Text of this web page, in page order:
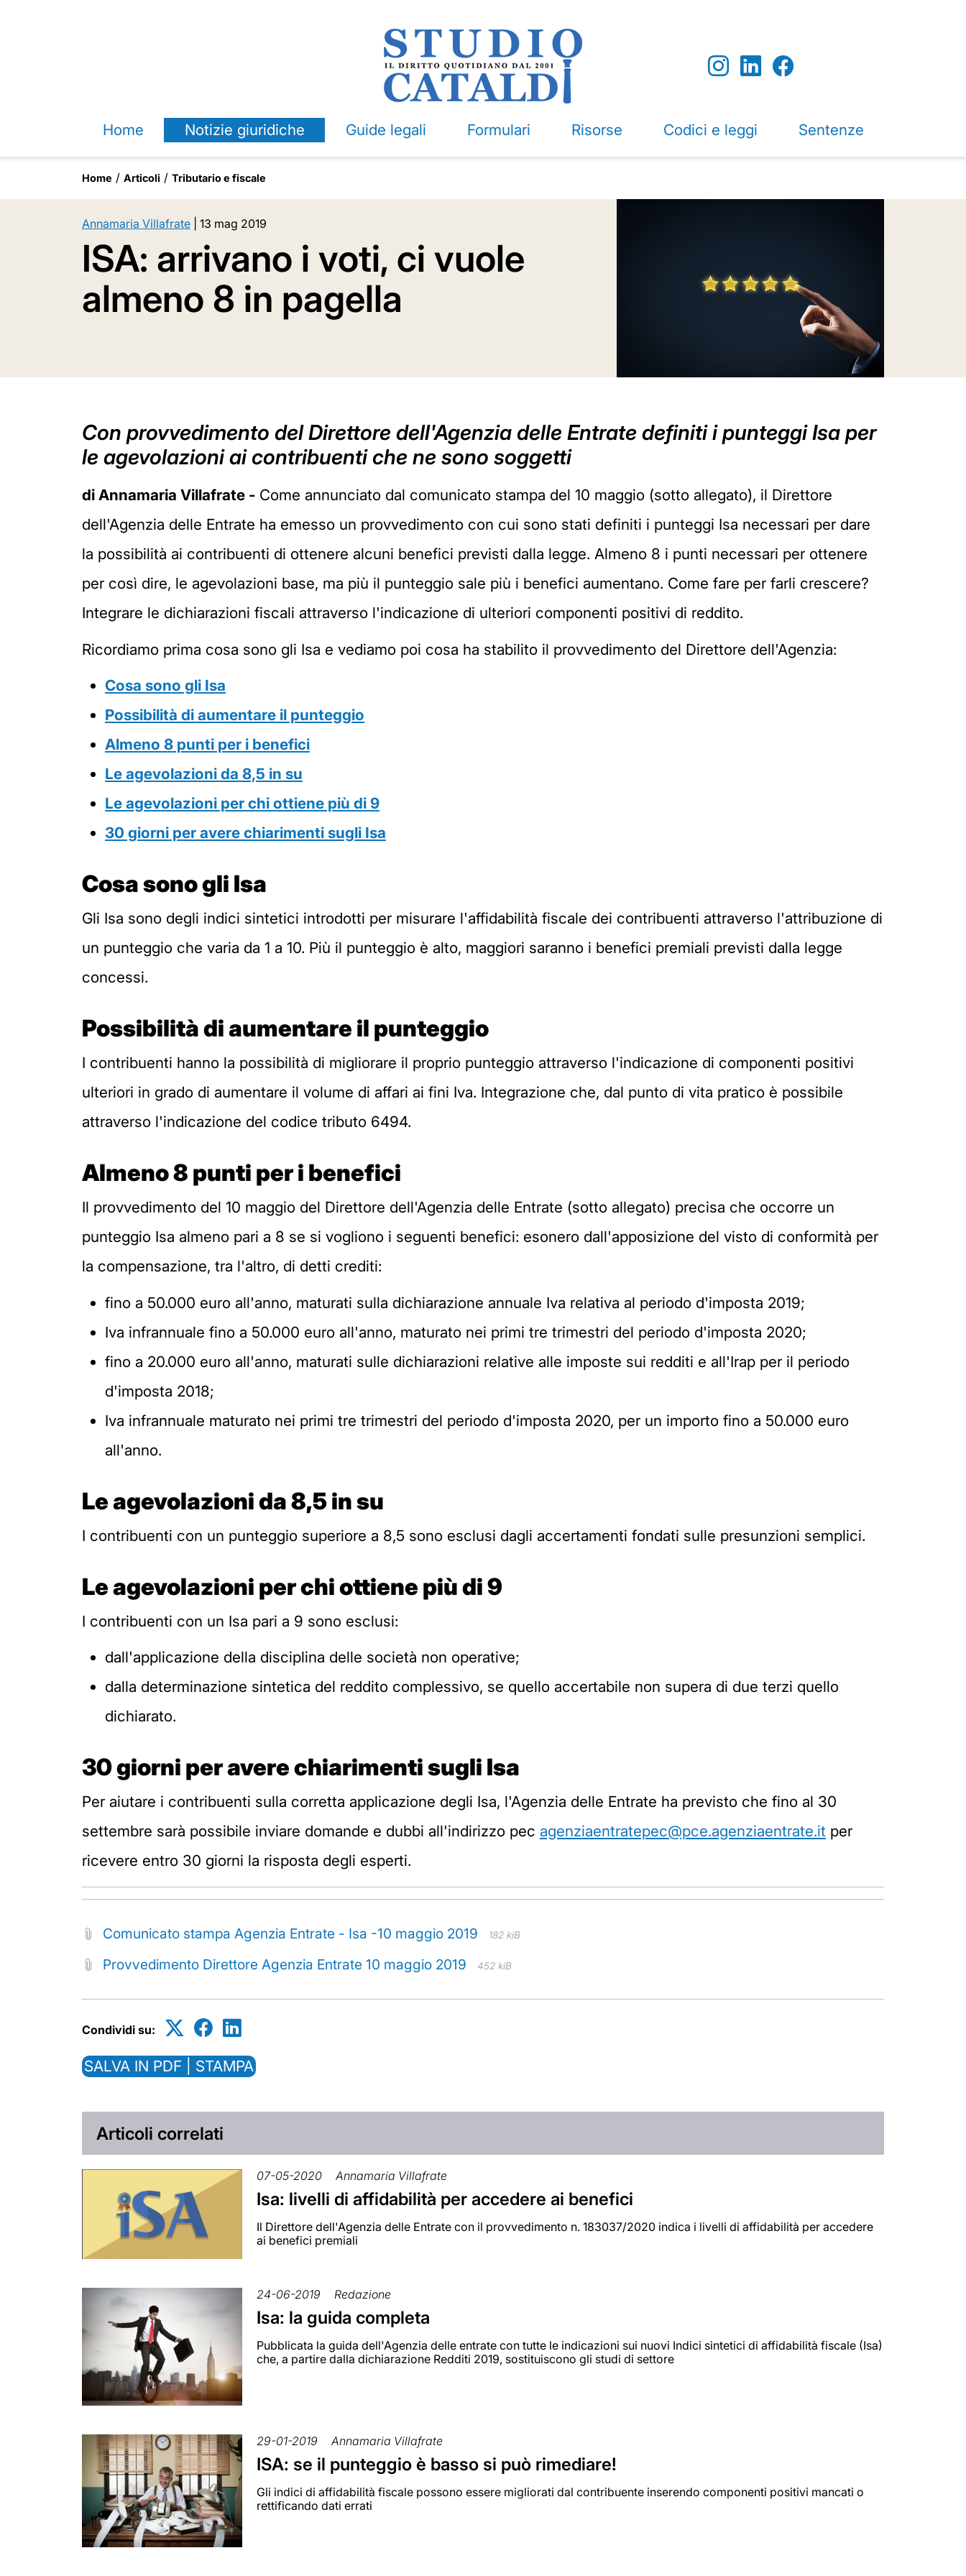
Home Notizie giuridiche Guide legali Formulari Risorse Codici e leggi Sentenze
Home Articoli Tributario e fiscale
Annamaria Villafrate 13 mag 2019
ISA: arrivano i voti, ci vuole
almeno 8 in pagella
Con provvedimento del Direttore dell'Agenzia delle Entrate definiti i punteggi Isa per
le agevolazioni ai contribuenti che ne sono soggetti
di Annamaria Villafrate - Come annunciato dal comunicato stampa del 10 maggio (sotto allegato), il Direttore
dell'Agenzia delle Entrate ha emesso un provvedimento con cui sono stati definiti i punteggi Isa necessari per dare
la possibilità ai contribuenti di ottenere alcuni benefici previsti dalla legge. Almeno 8 i punti necessari per ottenere
per così dire, le agevolazioni base, ma più il punteggio sale più i benefici aumentano. Come fare per farli crescere?
Integrare le dichiarazioni fiscali attraverso l'indicazione di ulteriori componenti positivi di reddito.
Ricordiamo prima cosa sono gli Isa e vediamo poi cosa ha stabilito il provvedimento del Direttore dell'Agenzia:
Cosa sono gli Isa
Possibilità di aumentare il punteggio
Almeno 8 punti per i benefici
Le agevolazioni da 8,5 in su
Le agevolazioni per chi ottiene più di 9
30 giorni per avere chiarimenti sugli Isa
Cosa sono gli Isa
Gli Isa sono degli indici sintetici introdotti per misurare l'affidabilità fiscale dei contribuenti attraverso l'attribuzione di
un punteggio che varia da 1 a 10. Più il punteggio è alto, maggiori saranno i benefici premiali previsti dalla legge
concessi.
Possibilità di aumentare il punteggio
I contribuenti hanno la possibilità di migliorare il proprio punteggio attraverso l'indicazione di componenti positivi
ulteriori in grado di aumentare il volume di affari ai fini Iva. Integrazione che, dal punto di vita pratico è possibile
attraverso l'indicazione del codice tributo 6494.
Almeno 8 punti per i benefici
Il provvedimento del 10 maggio del Direttore dell'Agenzia delle Entrate (sotto allegato) precisa che occorre un
punteggio Isa almeno pari a 8 se si vogliono i seguenti benefici: esonero dall'apposizione del visto di conformità per
la compensazione, tra l'altro, di detti crediti:
fino a 50.000 euro all'anno, maturati sulla dichiarazione annuale Iva relativa al periodo d'imposta 2019;
Iva infrannuale fino a 50.000 euro all'anno, maturato nei primi tre trimestri del periodo d'imposta 2020;
fino a 20.000 euro all'anno, maturati sulle dichiarazioni relative alle imposte sui redditi e all'Irap per il periodo
d'imposta 2018;
Iva infrannuale maturato nei primi tre trimestri del periodo d'imposta 2020, per un importo fino a 50.000 euro
all'anno.
Le agevolazioni da 8,5 in su
I contribuenti con un punteggio superiore a 8,5 sono esclusi dagli accertamenti fondati sulle presunzioni semplici.
Le agevolazioni per chi ottiene più di 9
I contribuenti con un Isa pari a 9 sono esclusi:
dall'applicazione della disciplina delle società non operative;
dalla determinazione sintetica del reddito complessivo, se quello accertabile non supera di due terzi quello
dichiarato.
30 giorni per avere chiarimenti sugli Isa
Per aiutare i contribuenti sulla corretta applicazione degli Isa, l'Agenzia delle Entrate ha previsto che fino al 30
settembre sarà possibile inviare domande e dubbi all'indirizzo pec agenziaentratepec@pce.agenziaentrate.it per
ricevere entro 30 giorni la risposta degli esperti.
Comunicato stampa Agenzia Entrate - Isa -10 maggio 2019 182 kiB
Provvedimento Direttore Agenzia Entrate 10 maggio 2019 452 kiB
Condividi su:
SALVA IN PDF | STAMPA
Articoli correlati
07-05-2020 Annamaria Villafrate
Isa: livelli di affidabilità per accedere ai benefici
Il Direttore dell'Agenzia delle Entrate con il provvedimento n. 183037/2020 indica i livelli di affidabilità per accedere
ai benefici premiali
24-06-2019 Redazione
Isa: la guida completa
Pubblicata la guida dell'Agenzia delle entrate con tutte le indicazioni sui nuovi Indici sintetici di affidabilità fiscale (Isa)
che, a partire dalla dichiarazione Redditi 2019, sostituiscono gli studi di settore
29-01-2019 Annamaria Villafrate
ISA: se il punteggio è basso si può rimediare!
Gli indici di affidabilità fiscale possono essere migliorati dal contribuente inserendo componenti positivi mancati o
rettificando dati errati